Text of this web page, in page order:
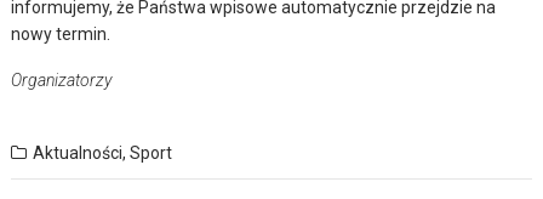
informujemy, że Państwa wpisowe automatycznie przejdzie na
nowy termin.
Organizatorzy
Aktualności,Sport